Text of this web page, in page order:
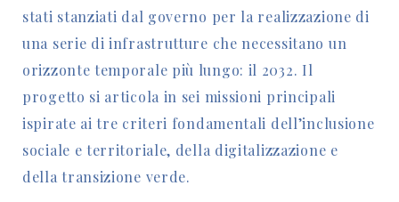
stati stanziati dal governo per la realizzazione di
una serie di infrastrutture che necessitano un
orizzonte temporale più lungo: il 2032. Il
progetto si articola in sei missioni principali
ispirate ai tre criteri fondamentali dell’inclusione
sociale e territoriale, della digitalizzazione e
della transizione verde.